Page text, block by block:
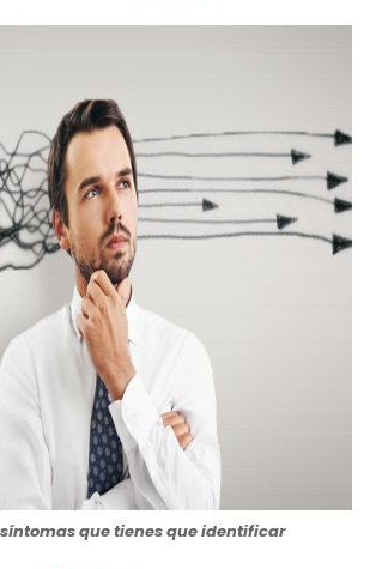
que tienes que identificar